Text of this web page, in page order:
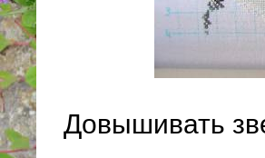
Довышивать